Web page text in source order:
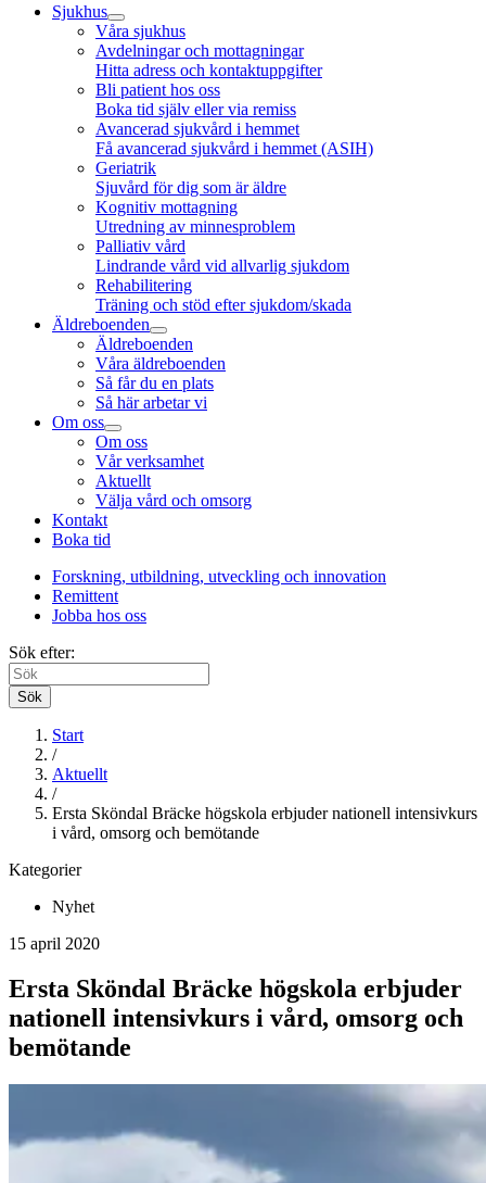
Sjukhus
Våra sjukhus
Avdelningar och mottagningar
Hitta adress och kontaktuppgifter
Bli patient hos oss
Boka tid själv eller via remiss
Avancerad sjukvård i hemmet
Få avancerad sjukvård i hemmet (ASIH)
Geriatrik
Sjuvård för dig som är äldre
Kognitiv mottagning
Utredning av minnesproblem
Palliativ vård
Lindrande vård vid allvarlig sjukdom
Rehabilitering
Träning och stöd efter sjukdom/skada
Äldreboenden
Äldreboenden
Våra äldreboenden
Så får du en plats
Så här arbetar vi
Om oss
Om oss
Vår verksamhet
Aktuellt
Välja vård och omsorg
Kontakt
Boka tid
Forskning, utbildning, utveckling och innovation
Remittent
Jobba hos oss
Sök efter:
Sök
Start
/
Aktuellt
/
Ersta Sköndal Bräcke högskola erbjuder nationell intensivkurs
i vård, omsorg och bemötande
Kategorier
Nyhet
15 april 2020
Ersta Sköndal Bräcke högskola erbjuder
nationell intensivkurs i vård, omsorg och
bemötande